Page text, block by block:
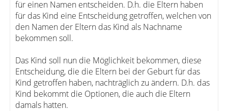
für einen Namen entscheiden. D.h. die Eltern haben
für das Kind eine Entscheidung getroffen, welchen von
den Namen der Eltern das Kind als Nachname
bekommen soll.
Das Kind soll nun die Möglichkeit bekommen, diese
Entscheidung, die die Eltern bei der Geburt für das
Kind getroffen haben, nachträglich zu ändern. D.h. das
Kind bekommt die Optionen, die auch die Eltern
damals hatten.